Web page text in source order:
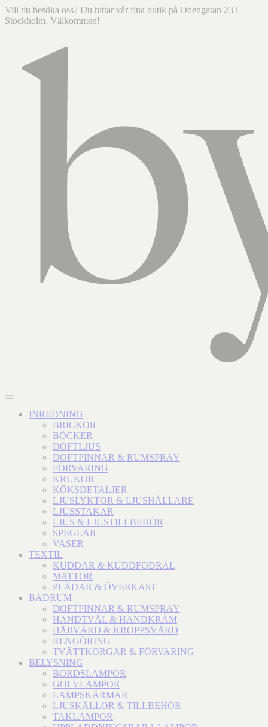
Vill du besöka oss? Du hittar vår fina butik på Odengatan 23 i
Stockholm. Välkommen!
INREDNING
BRICKOR
BÖCKER
DOFTLJUS
DOFTPINNAR & RUMSPRAY
FÖRVARING
KRUKOR
KÖKSDETALJER
LJUSLYKTOR & LJUSHÅLLARE
LJUSSTAKAR
LJUS & LJUSTILLBEHÖR
SPEGLAR
VASER
TEXTIL
KUDDAR & KUDDFODRAL
MATTOR
PLÄDAR & ÖVERKAST
BADRUM
DOFTPINNAR & RUMSPRAY
HANDTVÅL & HANDKRÄM
HÅRVÅRD & KROPPSVÅRD
RENGÖRING
TVÄTTKORGAR & FÖRVARING
BELYSNING
BORDSLAMPOR
GOLVLAMPOR
LAMPSKÄRMAR
LJUSKÄLLOR & TILLBEHÖR
TAKLAMPOR